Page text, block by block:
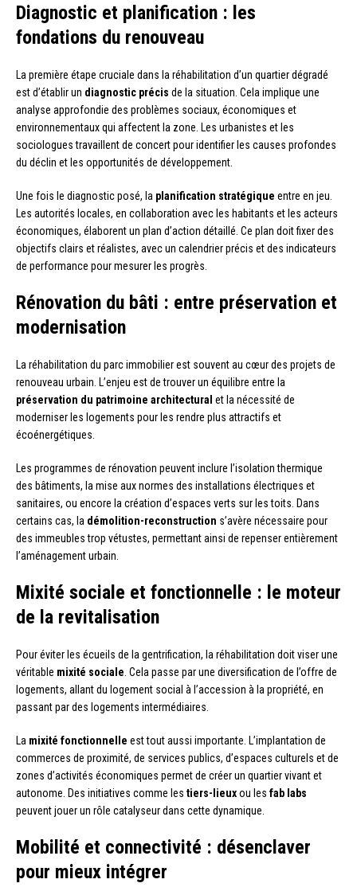
Diagnostic et planification : les
fondations du renouveau
La première étape cruciale dans la réhabilitation d’un quartier dégradé
est d’établir un diagnostic précis de la situation. Cela implique une
analyse approfondie des problèmes sociaux, économiques et
environnementaux qui affectent la zone. Les urbanistes et les
sociologues travaillent de concert pour identifier les causes profondes
du déclin et les opportunités de développement.
Une fois le diagnostic posé, la planification stratégique entre en jeu.
Les autorités locales, en collaboration avec les habitants et les acteurs
économiques, élaborent un plan d’action détaillé. Ce plan doit fixer des
objectifs clairs et réalistes, avec un calendrier précis et des indicateurs
de performance pour mesurer les progrès.
Rénovation du bâti : entre préservation et
modernisation
La réhabilitation du parc immobilier est souvent au cœur des projets de
renouveau urbain. L’enjeu est de trouver un équilibre entre la
préservation du patrimoine architectural et la nécessité de
moderniser les logements pour les rendre plus attractifs et
écoénergétiques.
Les programmes de rénovation peuvent inclure l’isolation thermique
des bâtiments, la mise aux normes des installations électriques et
sanitaires, ou encore la création d’espaces verts sur les toits. Dans
certains cas, la démolition-reconstruction s’avère nécessaire pour
des immeubles trop vétustes, permettant ainsi de repenser entièrement
l’aménagement urbain.
Mixité sociale et fonctionnelle : le moteur
de la revitalisation
Pour éviter les écueils de la gentrification, la réhabilitation doit viser une
véritable mixité sociale . Cela passe par une diversification de l’offre de
logements, allant du logement social à l’accession à la propriété, en
passant par des logements intermédiaires.
La mixité fonctionnelle est tout aussi importante. L’implantation de
commerces de proximité, de services publics, d’espaces culturels et de
zones d’activités économiques permet de créer un quartier vivant et
autonome. Des initiatives comme les tiers-lieuxou les fab labs
peuvent jouer un rôle catalyseur dans cette dynamique.
Mobilité et connectivité : désenclaver
pour mieux intégrer